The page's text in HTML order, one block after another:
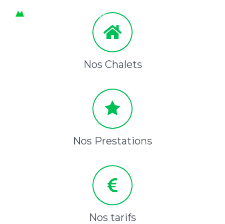
Nos Chalets
Nos Prestations
Nos tarifs